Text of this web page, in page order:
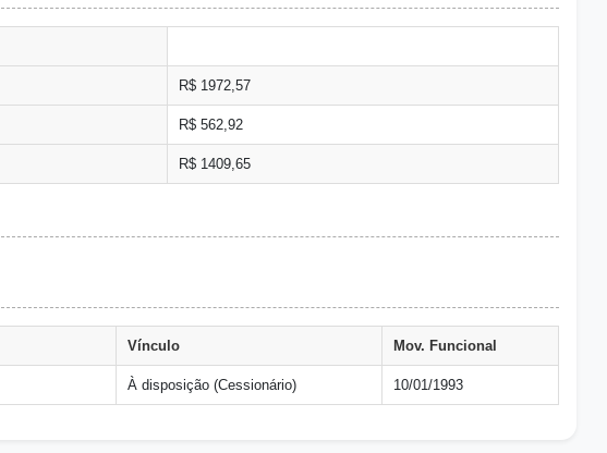
R$ 1972,57
R$ 562,92
R$ 1409,65
Vínculo Mov. Funcional
À disposição (Cessionário) 10/01/1993